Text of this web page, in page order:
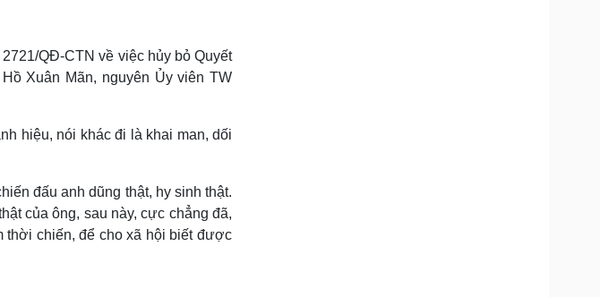
Tư vấn
Doanh nhân
Vì cộng đồng
Nghệ sĩ
Tư vấn
QĐ-CTN về việc hủy bỏ Quyết
Xuân Mãn, nguyên Ủy viên TW
hiệu, nói khác đi là khai man, dối
đấu anh dũng thật, hy sinh thật.
của ông, sau này, cực chẳng đã,
thời chiến, để cho xã hội biết được